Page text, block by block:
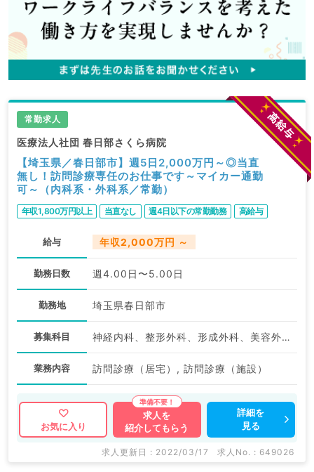
常勤求人
医療法人社団 春日部さくら病院
【埼玉県／春日部市】週5日2,000万円～◎当直
無し！訪問診療専任のお仕事です～マイカー通勤
可～（内科系・外科系／常勤）
年収1,800万円以上 当直なし 週4日以下の常勤勤務 高給与
給与 年収2,000万円 ～
勤務日数 週4.00日〜5.00日
勤務地 埼玉県春日部市
募集科目 神経内科、整形外科、形成外科、美容外科、脳神経外科、呼吸器外科、心臓血管外科、小児外科、泌尿器科、一般内科、循環器内科、呼吸器内科、消化器内科、内分泌・代謝内科、腎臓内科、老年内科、外科系全般、一般外科、消化器外科、乳腺外科、膠原病科、スポーツ整形外科、大腸・肛門外科、脊髄・脊椎外科
業務内容 訪問診療（居宅）, 訪問診療（施設）
お気に入り
求人を
紹介してもらう
詳細を
見る
求人更新日 : 2022/03/17 求人No. : 649026